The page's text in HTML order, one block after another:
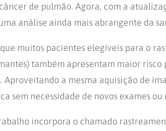
de pulmão. Agora, com a
análise ainda mais abrangente da
muitos pacientes elegíveis para o
também apresentam maior risco
Aproveitando a mesma aquisição de
sem necessidade de novos exames
incorpora o chamado